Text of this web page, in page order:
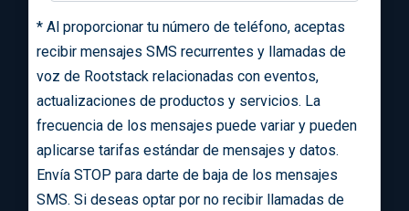
* Al proporcionar tu número de teléfono, aceptas
recibir mensajes SMS recurrentes y llamadas de
voz de Rootstack relacionadas con eventos,
actualizaciones de productos y servicios. La
frecuencia de los mensajes puede variar y pueden
aplicarse tarifas estándar de mensajes y datos.
Envía STOP para darte de baja de los mensajes
SMS. Si deseas optar por no recibir llamadas de